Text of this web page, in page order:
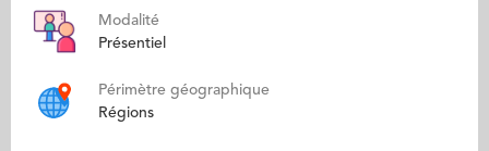
Modalité
Présentiel
Périmètre géographique
Régions